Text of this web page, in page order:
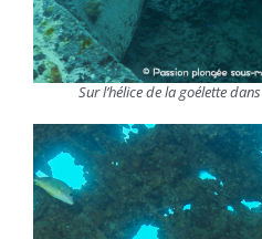
Sur l’hélice de la goélette